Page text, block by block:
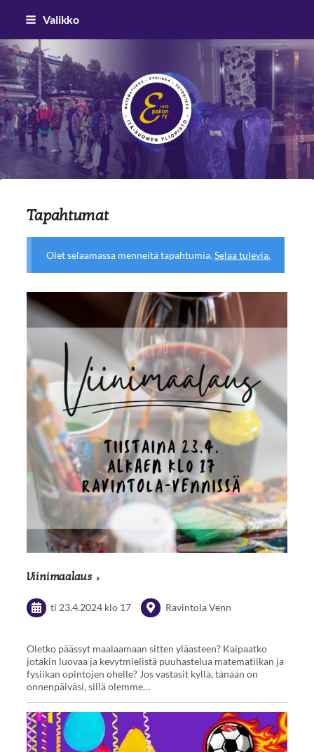
Siirry
sivun
sisältöön
Valikko
Epsilon ry
Tapahtumat
Olet selaamassa menneitä tapahtumia.Selaa tulevia.
Viinimaalaus
ti 23.4.2024 klo 17 Ravintola Venn
Oletko päässyt maalaamaan sitten yläasteen? Kaipaatko
jotakin luovaa ja kevytmielistä puuhastelua matematiikan ja
fysiikan opintojen ohelle? Jos vastasit kyllä, tänään on
onnenpäiväsi, sillä olemme…